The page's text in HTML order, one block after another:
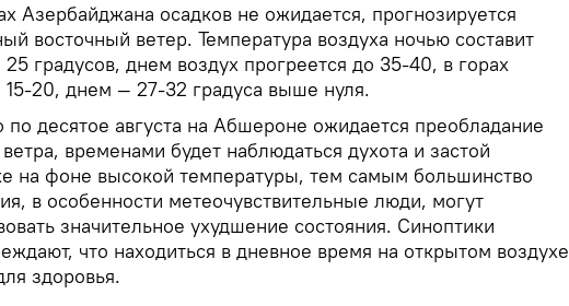
Азербайджана осадков не ожидается, прогнозируется
восточный ветер. Температура воздуха ночью составит
25 градусов, днем воздух прогреется до 35-40, в горах
20, днем — 27-32 градуса выше нуля.
по десятое августа на Абшероне ожидается преобладание
временами будет наблюдаться духота и застой
на фоне высокой температуры, тем самым большинство
в особенности метеочувствительные люди, могут
значительное ухудшение состояния. Синоптики
что находиться в дневное время на открытом воздухе
здоровья.